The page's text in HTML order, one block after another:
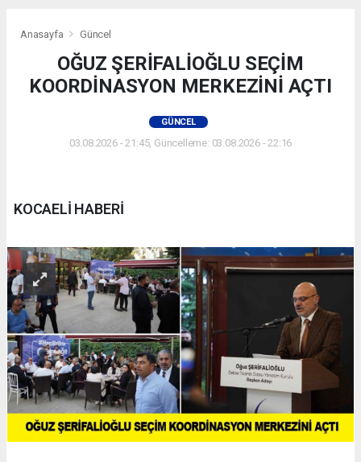
Anasayfa Güncel
OĞUZ ŞERİFALİOĞLU SEÇİM
KOORDİNASYON MERKEZİNİ AÇTI
GÜNCEL
03.08.2026 - 21:45, Güncelleme: 03.08.2026 - 22:16
KOCAELİ HABERİ